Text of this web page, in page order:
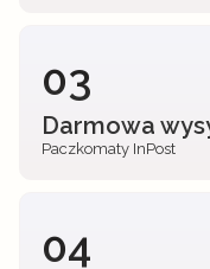
03
Darmowa
Paczkomaty InPost
04